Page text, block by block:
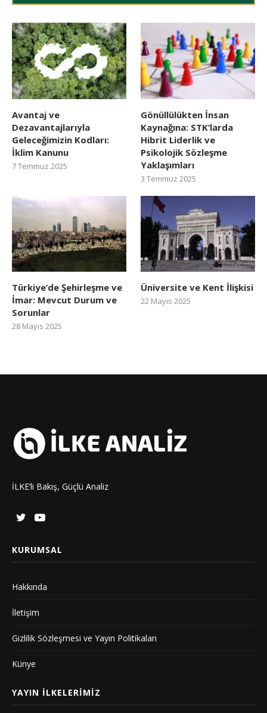
Avantaj ve
Dezavantajlarıyla
Geleceğimizin Kodları:
İklim Kanunu
7 Temmuz 2025
Gönüllülükten İnsan
Kaynağına: STK’larda
Hibrit Liderlik ve
Psikolojik Sözleşme
Yaklaşımları
3 Temmuz 2025
Türkiye’de Şehirleşme ve
İmar: Mevcut Durum ve
Sorunlar
28 Mayıs 2025
Üniversite ve Kent İlişkisi
22 Mayıs 2025
İLKE’li Bakış, Güçlü Analiz
KURUMSAL
Hakkında
İletişim
Gizlilik Sözleşmesi ve Yayın Politikaları
Künye
YAYIN İLKELERIMIZ